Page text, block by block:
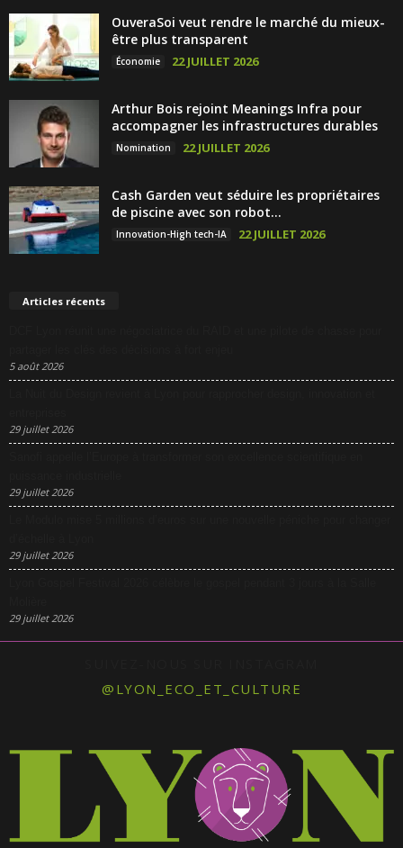
OuveraSoi veut rendre le marché du mieux-
être plus transparent
Économie 22 JUILLET 2026
Arthur Bois rejoint Meanings Infra pour
accompagner les infrastructures durables
Nomination 22 JUILLET 2026
Cash Garden veut séduire les propriétaires
de piscine avec son robot...
Innovation-High tech-IA 22 JUILLET 2026
Articles récents
5 août 2026
29 juillet 2026
29 juillet 2026
29 juillet 2026
29 juillet 2026
@LYON_ECO_ET_CULTURE